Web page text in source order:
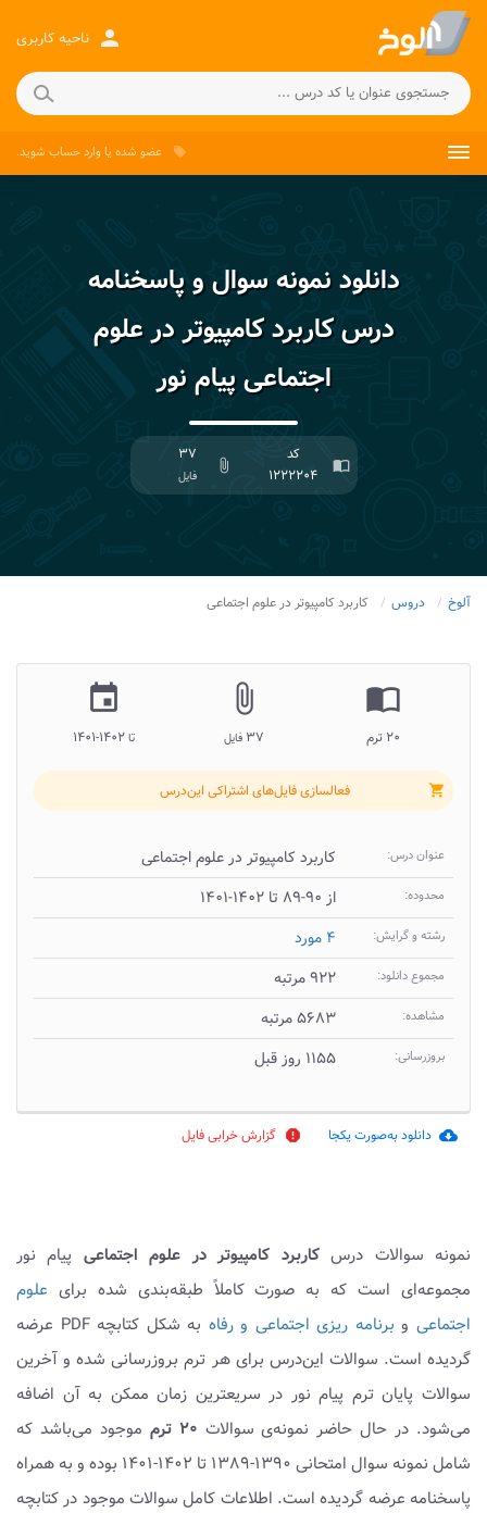
person ناحیه کاربری
local_offer عضو شده یاوارد حساب شوید.
دانلود نمونه سوال و پاسخنامه
درس کاربرد کامپیوتر در علوم
اجتماعی پیام نور
import_contacts
کد
۱۲۲۲۲۰۴
attach_file
۳۷
فایل
آلوخ دروس کاربرد کامپیوتر در علوم اجتماعی
import_contacts
۲۰ ترم
attach_file
۳۷ فایل
insert_invitation
تا۱۴۰۲-۱۴۰۱
shopping_cart فعالسازی فایل‌های اشتراکی این‌درس
عنوان درس: کاربرد کامپیوتر در علوم اجتماعی
محدوده: از ۹۰-۸۹ تا ۱۴۰۲-۱۴۰۱
رشته و گرایش: ۴ مورد
مجموع دانلود: ۹۲۲ مرتبه
مشاهده: ۵۶۸۳ مرتبه
بروزرسانی: ۱۱۵۵ روز قبل
cloud_download دانلود به‌صورت یکجا report گزارش خرابی فایل
نمونه سوالات درسکاربرد کامپیوتر در علوم اجتماعی پیام نور
مجموعه‌ای است که به صورت کاملاً طبقه‌بندی شده برای علوم
اجتماعیو برنامه ریزی اجتماعی و رفاه
به شکل کتابچه PDF عرضه
گردیده است. سوالات این‌درس برای هر ترم بروزرسانی شده و آخرین
سوالات پایان ترم پیام نور در سریعترین زمان ممکن به آن اضافه
می‌شود. در حال حاضر نمونه‌ی سوالات ۲۰ ترم
موجود می‌باشد که
شامل نمونه سوال امتحانی ۱۳۹۰-۱۳۸۹ تا ۱۴۰۲-۱۴۰۱ بوده و به همراه
پاسخنامه عرضه گردیده است. اطلاعات کامل سوالات موجود در کتابچه